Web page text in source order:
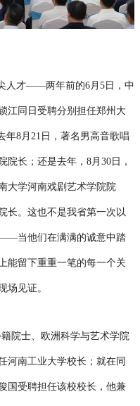
人才——两年前的6月5日，中
江同日受聘分别担任郑州大
年8月21日，著名男高音歌唱
长；还是去年，8月30日，
大学河南戏剧艺术学院院
长。 这也不是我省第一次以
当他们在满满的诚意中踏
能留下重重一笔的每一个关
场见证。
院士、欧洲科学与艺术学院
河南工业大学校长；就在同
国受聘担任该校校长，他兼